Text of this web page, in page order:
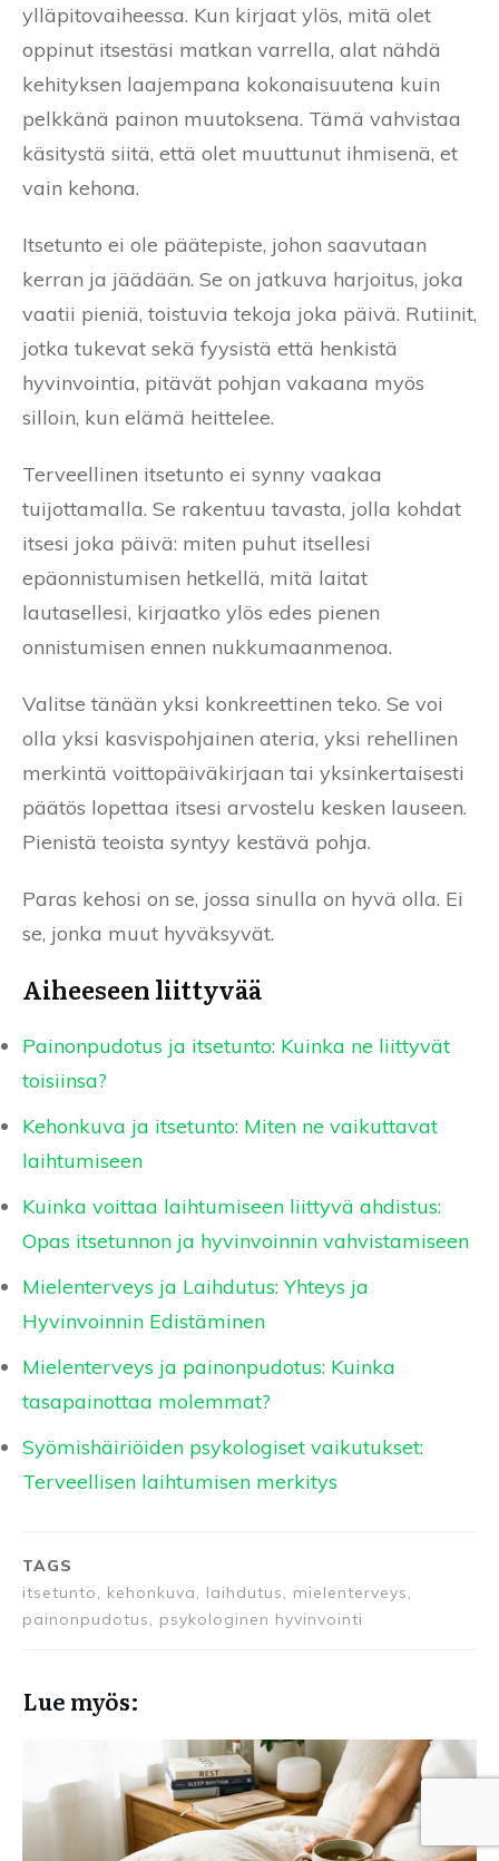
ylläpitovaiheessa. Kun kirjaat ylös, mitä olet
oppinut itsestäsi matkan varrella, alat nähdä
kehityksen laajempana kokonaisuutena kuin
pelkkänä painon muutoksena. Tämä vahvistaa
käsitystä siitä, että olet muuttunut ihmisenä, et
vain kehona.
Itsetunto ei ole päätepiste, johon saavutaan
kerran ja jäädään. Se on jatkuva harjoitus, joka
vaatii pieniä, toistuvia tekoja joka päivä. Rutiinit,
jotka tukevat sekä fyysistä että henkistä
hyvinvointia, pitävät pohjan vakaana myös
silloin, kun elämä heittelee.
Terveellinen itsetunto ei synny vaakaa
tuijottamalla. Se rakentuu tavasta, jolla kohdat
itsesi joka päivä: miten puhut itsellesi
epäonnistumisen hetkellä, mitä laitat
lautasellesi, kirjaatko ylös edes pienen
onnistumisen ennen nukkumaanmenoa.
Valitse tänään yksi konkreettinen teko. Se voi
olla yksi kasvispohjainen ateria, yksi rehellinen
merkintä voittopäiväkirjaan tai yksinkertaisesti
päätös lopettaa itsesi arvostelu kesken lauseen.
Pienistä teoista syntyy kestävä pohja.
Paras kehosi on se, jossa sinulla on hyvä olla. Ei
se, jonka muut hyväksyvät.
Aiheeseen liittyvää
Painonpudotus ja itsetunto: Kuinka ne liittyvät
toisiinsa?
Kehonkuva ja itsetunto: Miten ne vaikuttavat
laihtumiseen
Kuinka voittaa laihtumiseen liittyvä ahdistus:
Opas itsetunnon ja hyvinvoinnin vahvistamiseen
Mielenterveys ja Laihdutus: Yhteys ja
Hyvinvoinnin Edistäminen
Mielenterveys ja painonpudotus: Kuinka
tasapainottaa molemmat?
Syömishäiriöiden psykologiset vaikutukset:
Terveellisen laihtumisen merkitys
TAGS
itsetunto, kehonkuva, laihdutus, mielenterveys,
painonpudotus, psykologinen hyvinvointi
Lue myös: